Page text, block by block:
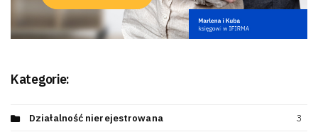
Kategorie:
Działalność nierejestrowana 3